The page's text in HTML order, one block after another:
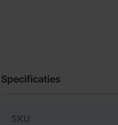
Specificaties
SKU